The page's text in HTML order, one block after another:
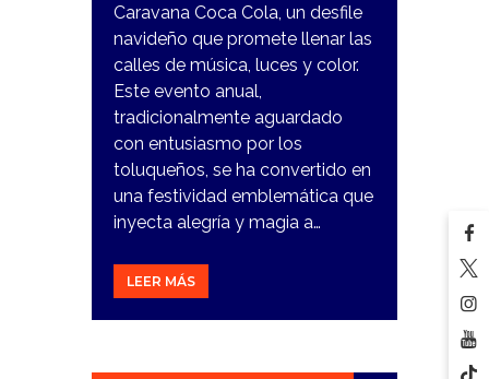
Caravana Coca Cola, un desfile
navideño que promete llenar las
calles de música, luces y color.
Este evento anual,
tradicionalmente aguardado
con entusiasmo por los
toluqueños, se ha convertido en
una festividad emblemática que
inyecta alegría y magia a…
LEER MÁS
21